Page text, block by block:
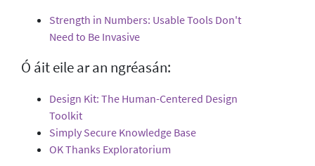
Strength in Numbers: Usable Tools Don't
Need to Be Invasive
Ó áit eile ar an ngréasán:
Design Kit: The Human-Centered Design
Toolkit
Simply Secure Knowledge Base
OK Thanks Exploratorium